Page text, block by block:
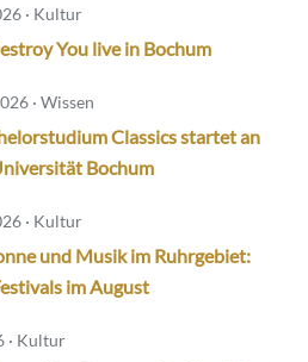
· Kultur
You live in Bochum
· Wissen
Classics startet an
Bochum
· Kultur
und Musik im Ruhrgebiet:
im August
· Kultur